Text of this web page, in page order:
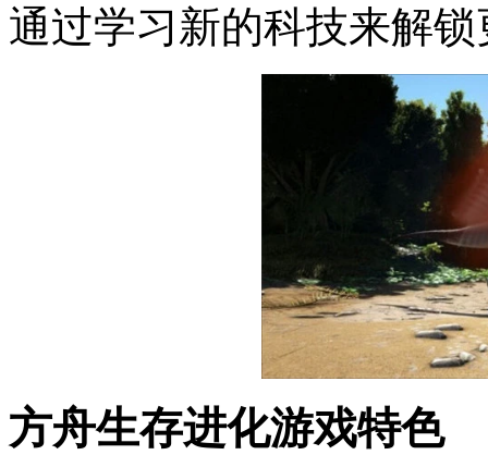
通过学习新的科技来解
方舟生存进化游戏特色